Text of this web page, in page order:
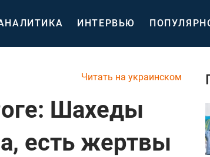
ИНТЕРВЬЮ
Читать на украинском
Шахеды
есть жертвы